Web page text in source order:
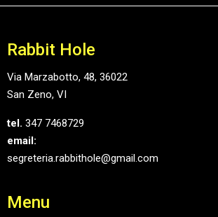
Rabbit Hole
Via Marzabotto, 48, 36022
San Zeno, VI
tel. 347 7468729
email:
segreteria.rabbithole@gmail.com
Menu